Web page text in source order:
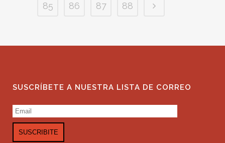
85
86 87 88
SUSCRÍBETE A NUESTRA LISTA DE CORREO